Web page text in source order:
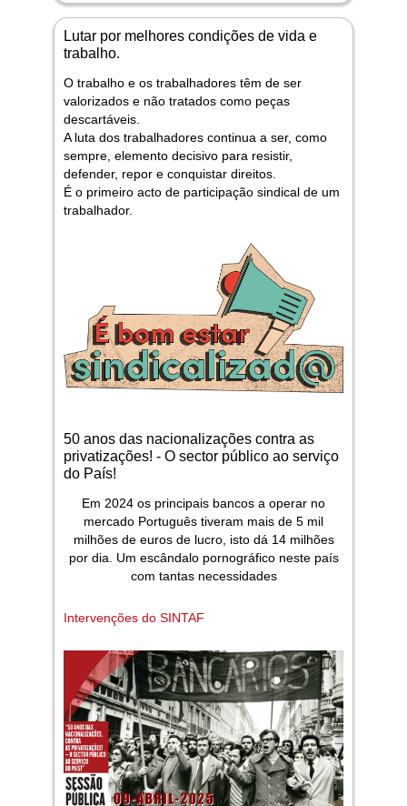
Lutar por melhores condições de vida e
trabalho.
O trabalho e os trabalhadores têm de ser
valorizados e não tratados como peças
descartáveis.
A luta dos trabalhadores continua a ser, como
sempre, elemento decisivo para resistir,
defender, repor e conquistar direitos.
É o primeiro acto de participação sindical de um
trabalhador.
50 anos das nacionalizações contra as
privatizações! - O sector público ao serviço
do País!
Em 2024 os principais bancos a operar no
mercado Português tiveram mais de 5 mil
milhões de euros de lucro, isto dá 14 milhões
por dia. Um escândalo pornográfico neste país
com tantas necessidades
Intervenções do SINTAF